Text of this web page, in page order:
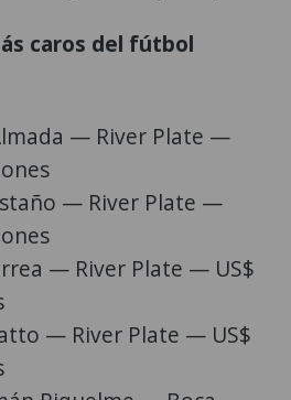
caros del fútbol
— River Plate —
— River Plate —
— River Plate — US$
— River Plate — US$